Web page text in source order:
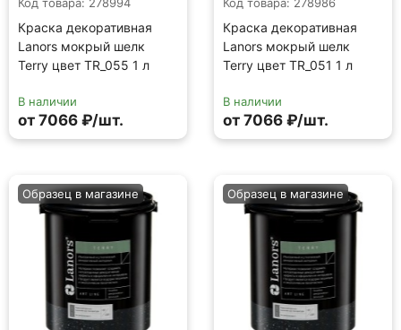
Lanors мокрый шелк
Terry цвет TR_052 1 л
В наличии
от 7066 ₽/шт.
Lanors мокрый шелк
Terry цвет TR_056 1 л
В наличии
от 7066 ₽/шт.